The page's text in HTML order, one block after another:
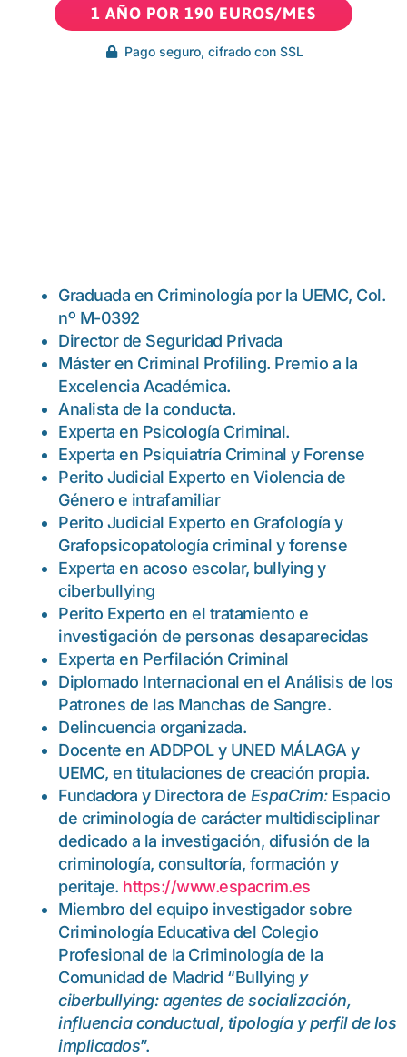
1 AÑO POR 190 EUROS/MES
Pago seguro, cifrado con SSL
Graduada en Criminología por la UEMC, Col.
nº M-0392
Director de Seguridad Privada
Máster en Criminal Profiling. Premio a la
Excelencia Académica.
Analista de la conducta.
Experta en Psicología Criminal.
Experta en Psiquiatría Criminal y Forense
Perito Judicial Experto en Violencia de
Género e intrafamiliar
Perito Judicial Experto en Grafología y
Grafopsicopatología criminal y forense
Experta en acoso escolar, bullying y
ciberbullying
Perito Experto en el tratamiento e
investigación de personas desaparecidas
Experta en Perfilación Criminal
Diplomado Internacional en el Análisis de los
Patrones de las Manchas de Sangre.
Delincuencia organizada.
Docente en ADDPOL y UNED MÁLAGA y
UEMC, en titulaciones de creación propia.
Fundadora y Directora de EspaCrim:Espacio
de criminología de carácter multidisciplinar
dedicado a la investigación, difusión de la
criminología, consultoría, formación y
peritaje. https://www.espacrim.es
Miembro del equipo investigador sobre
Criminología Educativa del Colegio
Profesional de la Criminología de la
Comunidad de Madrid “Bullying y
ciberbullying: agentes de socialización,
influencia conductual, tipología y perfil de los
implicados”.